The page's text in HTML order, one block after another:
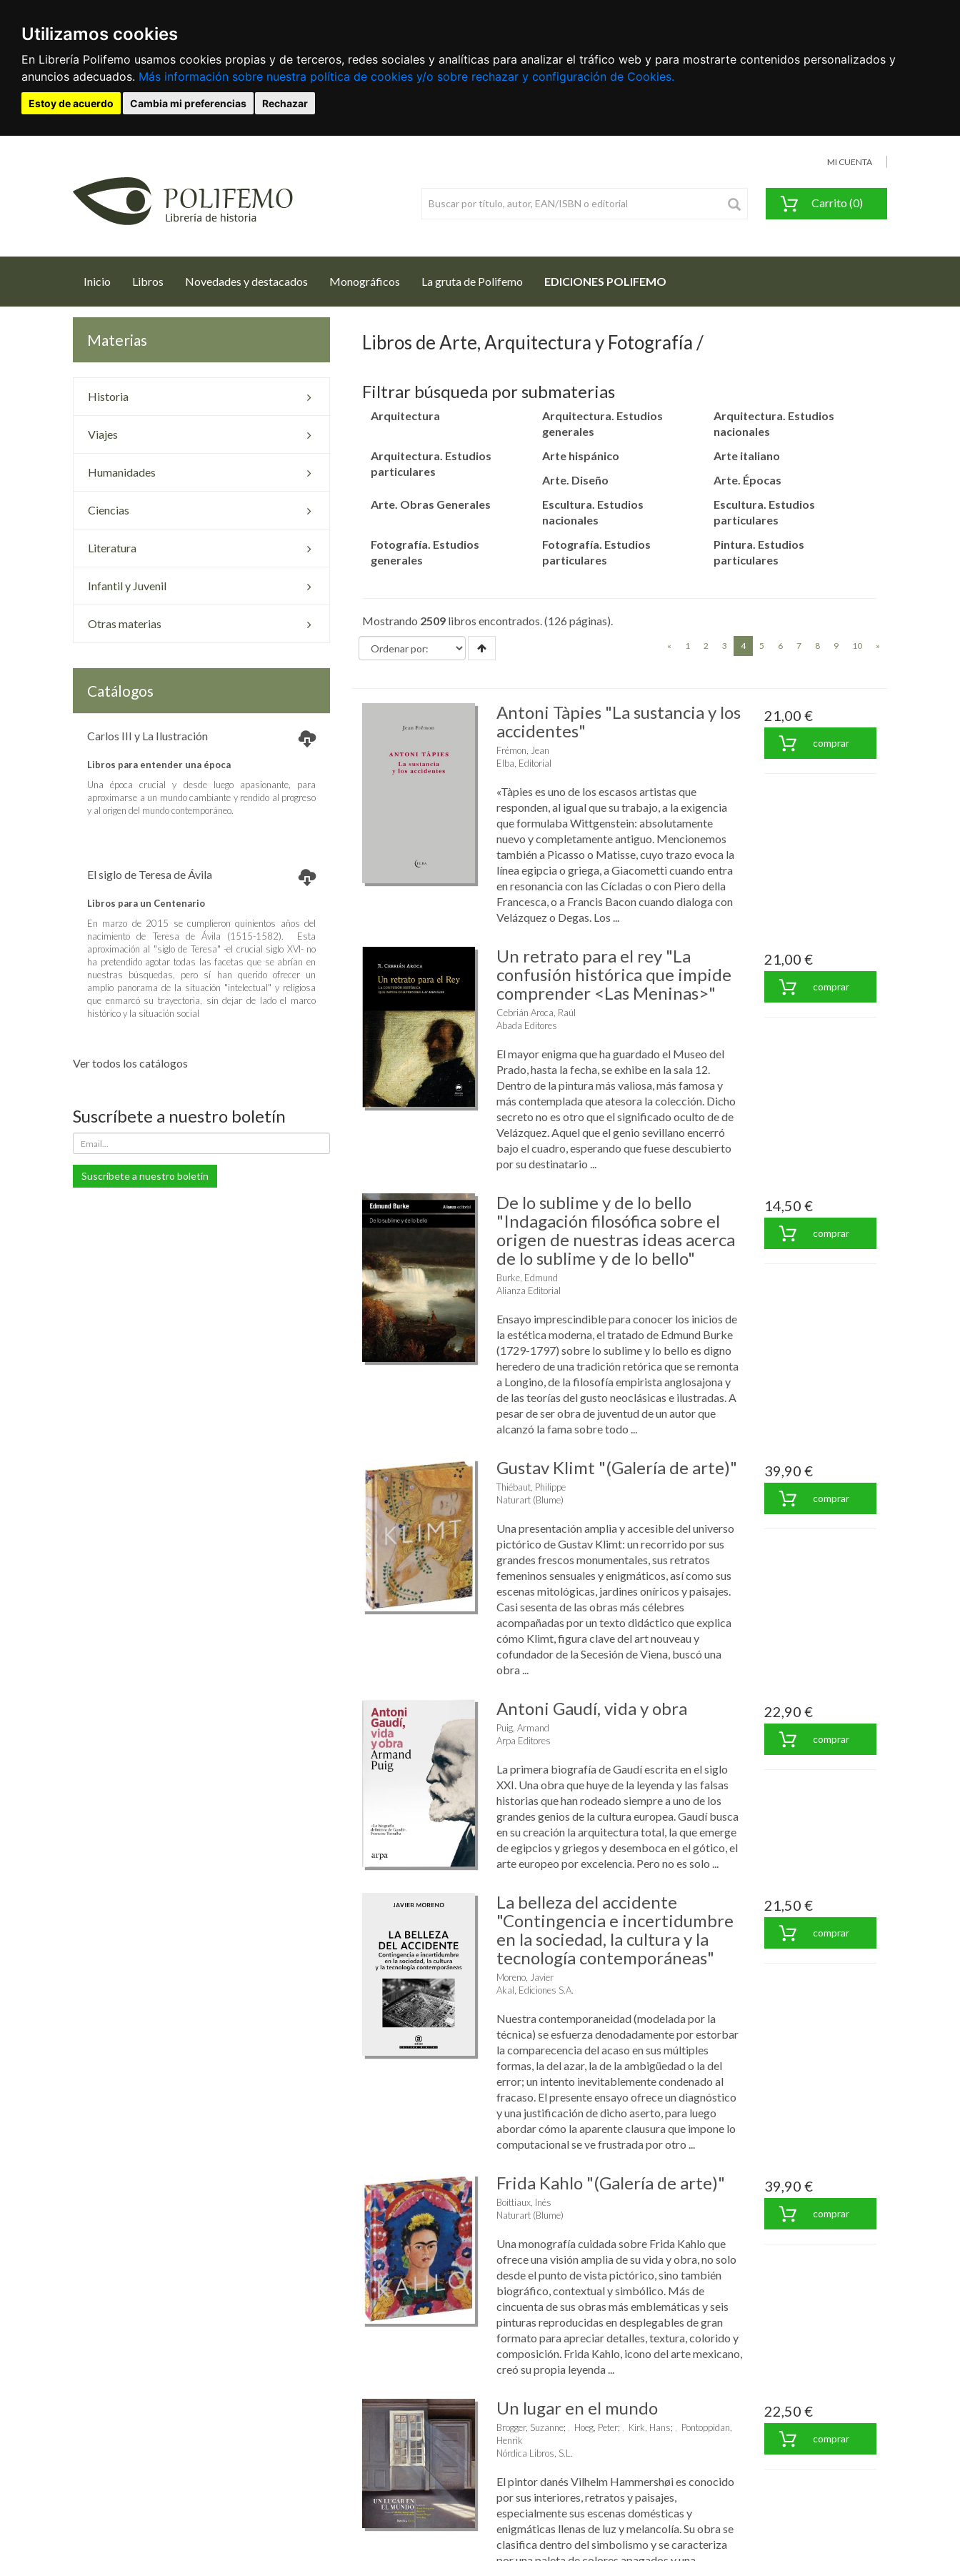
Utilizamos cookies
En Librería Polifemo usamos cookies propias y de terceros, redes sociales y analíticas para analizar el tráfico web y para mostrarte contenidos personalizados y
anuncios adecuados. Más información sobre nuestra política de cookies y/o sobre rechazar y configuración de Cookies.
Estoy de acuerdo Cambia mi preferencias Rechazar
MI CUENTA
Carrito (0)
Inicio (current)
Libros Novedades y destacados Monográficos La gruta de Polifemo EDICIONES POLIFEMO
Materias
Historia
Viajes
Humanidades
Ciencias
Literatura
Infantil y Juvenil
Otras materias
Catálogos
Carlos III y La Ilustración
Libros para entender una época
Una época crucial y desde luego apasionante, para
aproximarse a un mundo cambiante y rendido al progreso
y al origen del mundo contemporáneo.
El siglo de Teresa de Ávila
Libros para un Centenario
En marzo de 2015 se cumplieron quinientos años del
nacimiento de Teresa de Ávila (1515-1582). Esta
aproximación al "siglo de Teresa" -el crucial siglo XVI- no
ha pretendido agotar todas las facetas que se abrían en
nuestras búsquedas, pero sí han querido ofrecer un
amplio panorama de la situación "intelectual" y religiosa
que enmarcó su trayectoria, sin dejar de lado el marco
histórico y la situación social
Ver todos los catálogos
Suscríbete a nuestro boletín
Suscríbete a nuestro boletín
Libros de Arte, Arquitectura y Fotografía
Filtrar búsqueda por submaterias
Arquitectura
Arquitectura. Estudios
generales
Arquitectura. Estudios
nacionales
Arquitectura. Estudios
particulares
Arte hispánico
Arte italiano
Arte. Diseño
Arte. Épocas
Arte. Obras Generales
Escultura. Estudios
nacionales
Escultura. Estudios
particulares
Fotografía. Estudios
generales
Fotografía. Estudios
particulares
Pintura. Estudios
particulares
Mostrando 2509 libros encontrados. (126 páginas).
« 1 2 3 4(current)
5 6 7 8 9 10 »
Antoni Tàpies "La sustancia y los
accidentes"
Frémon, Jean
Elba, Editorial
«Tàpies es uno de los escasos artistas que
responden, al igual que su trabajo, a la exigencia
que formulaba Wittgenstein: absolutamente
nuevo y completamente antiguo. Mencionemos
también a Picasso o Matisse, cuyo trazo evoca la
línea egipcia o griega, a Giacometti cuando entra
en resonancia con las Cícladas o con Piero della
Francesca, o a Francis Bacon cuando dialoga con
Velázquez o Degas. Los ...
21,00 €
comprar
Un retrato para el rey "La
confusión histórica que impide
comprender <Las Meninas>"
Cebrián Aroca, Raúl
Abada Editores
El mayor enigma que ha guardado el Museo del
Prado, hasta la fecha, se exhibe en la sala 12.
Dentro de la pintura más valiosa, más famosa y
más contemplada que atesora la colección. Dicho
secreto no es otro que el significado oculto dede
Velázquez. Aquel que el genio sevillano encerró
bajo el cuadro, esperando que fuese descubierto
por su destinatario ...
21,00 €
comprar
De lo sublime y de lo bello
"Indagación filosófica sobre el
origen de nuestras ideas acerca
de lo sublime y de lo bello"
Burke, Edmund
Alianza Editorial
Ensayo imprescindible para conocer los inicios de
la estética moderna, el tratado de Edmund Burke
(1729-1797) sobre lo sublime y lo bello es digno
heredero de una tradición retórica que se remonta
a Longino, de la filosofía empirista anglosajona y
de las teorías del gusto neoclásicas e ilustradas. A
pesar de ser obra de juventud de un autor que
alcanzó la fama sobre todo ...
14,50 €
comprar
Gustav Klimt "(Galería de arte)"
Thiébaut, Philippe
Naturart (Blume)
Una presentación amplia y accesible del universo
pictórico de Gustav Klimt: un recorrido por sus
grandes frescos monumentales, sus retratos
femeninos sensuales y enigmáticos, así como sus
escenas mitológicas, jardines oníricos y paisajes.
Casi sesenta de las obras más célebres
acompañadas por un texto didáctico que explica
cómo Klimt, figura clave del art nouveau y
cofundador de la Secesión de Viena, buscó una
obra ...
39,90 €
comprar
Antoni Gaudí, vida y obra
Puig, Armand
Arpa Editores
La primera biografía de Gaudí escrita en el siglo
XXI. Una obra que huye de la leyenda y las falsas
historias que han rodeado siempre a uno de los
grandes genios de la cultura europea. Gaudí busca
en su creación la arquitectura total, la que emerge
de egipcios y griegos y desemboca en el gótico, el
arte europeo por excelencia. Pero no es solo ...
22,90 €
comprar
La belleza del accidente
"Contingencia e incertidumbre
en la sociedad, la cultura y la
tecnología contemporáneas"
Moreno, Javier
Akal, Ediciones S.A.
Nuestra contemporaneidad (modelada por la
técnica) se esfuerza denodadamente por estorbar
la comparecencia del acaso en sus múltiples
formas, la del azar, la de la ambigüedad o la del
error; un intento inevitablemente condenado al
fracaso. El presente ensayo ofrece un diagnóstico
y una justificación de dicho aserto, para luego
abordar cómo la aparente clausura que impone lo
computacional se ve frustrada por otro ...
21,50 €
comprar
Frida Kahlo "(Galería de arte)"
Boittiaux, Inés
Naturart (Blume)
Una monografía cuidada sobre Frida Kahlo que
ofrece una visión amplia de su vida y obra, no solo
desde el punto de vista pictórico, sino también
biográfico, contextual y simbólico. Más de
cincuenta de sus obras más emblemáticas y seis
pinturas reproducidas en desplegables de gran
formato para apreciar detalles, textura, colorido y
composición. Frida Kahlo, icono del arte mexicano,
creó su propia leyenda ...
39,90 €
comprar
Un lugar en el mundo
Brogger, Suzanne; Hoeg, Peter; Kirk, Hans;
Pontoppidan,
Henrik
Nórdica Libros, S.L.
El pintor danés Vilhelm Hammershøi es conocido
por sus interiores, retratos y paisajes,
especialmente sus escenas domésticas y
enigmáticas llenas de luz y melancolía. Su obra se
clasifica dentro del simbolismo y se caracteriza
22,50 €
comprar